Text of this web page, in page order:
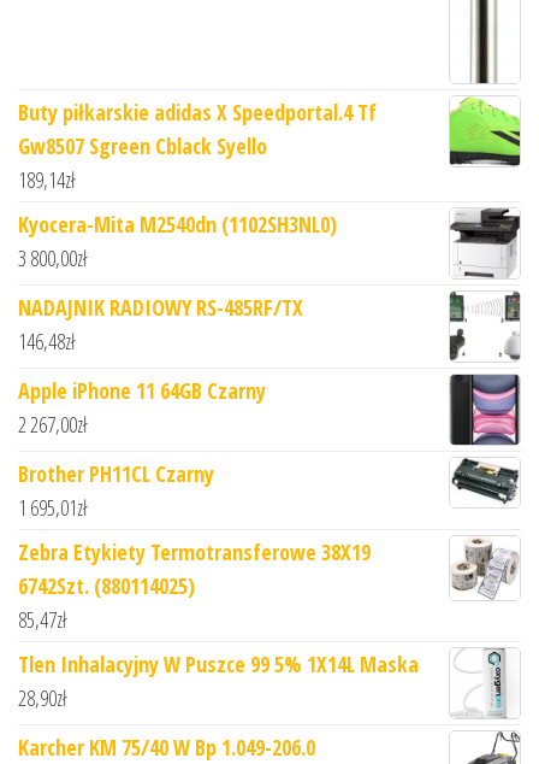
Buty piłkarskie adidas X Speedportal.4 Tf
Gw8507 Sgreen Cblack Syello
189,14zł
Kyocera-Mita M2540dn (1102SH3NL0)
3 800,00zł
NADAJNIK RADIOWY RS-485RF/TX
146,48zł
Apple iPhone 11 64GB Czarny
2 267,00zł
Brother PH11CL Czarny
1 695,01zł
Zebra Etykiety Termotransferowe 38X19
6742Szt. (880114025)
85,47zł
Tlen Inhalacyjny W Puszce 99 5% 1X14L Maska
28,90zł
Karcher KM 75/40 W Bp 1.049-206.0